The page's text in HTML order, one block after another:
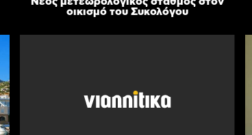
οικισμό του Συκολόγου